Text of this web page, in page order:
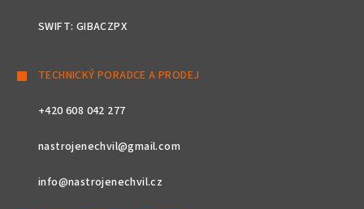
SWIFT: GIBACZPX
TECHNICKÝ PORADCE A PRODEJ
+420 608 042 277
nastrojenechvil@gmail.com
info@nastrojenechvil.cz